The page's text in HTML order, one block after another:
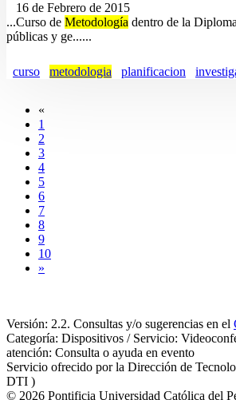
16 de Febrero de 2015
...Curso de Metodología dentro de la
públicas y ge......
curso metodologia planificacion
«
1
2
3
4
5
6
7
8
9
10
»
Versión: 2.2. Consultas y/o sugerencias en el
Categoría: Dispositivos / Servicio:
atención: Consulta o ayuda en evento
Servicio ofrecido por la Dirección de
DTI )
© 2026 Pontificia Universidad Católica del